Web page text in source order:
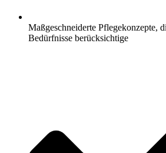
Maßgeschneiderte Pflegekonzepte,
Bedürfnisse berücksichtige